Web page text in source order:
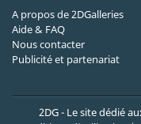
A propos de 2DGalleries
Aide & FAQ
Nous contacter
Publicité et partenariat
2DG - Le site dédié